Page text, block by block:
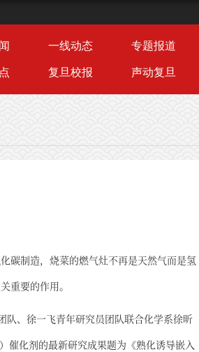
一线动态 专题报道
复旦校报 声动复旦
碳制造，烧菜的燃气灶不再是天然气而是氢
重要的作用。
队、徐一飞青年研究员团队联合化学系徐昕
化剂的最新研究成果题为《熟化诱导嵌入